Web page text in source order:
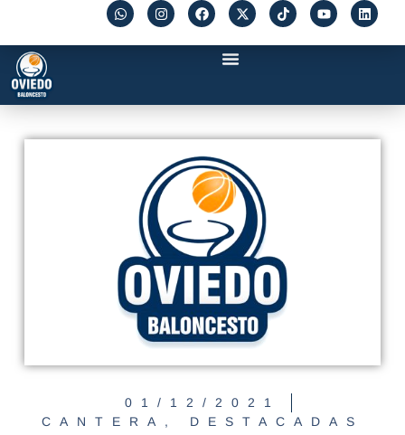
01/12/2021
CANTERA , DESTACADAS